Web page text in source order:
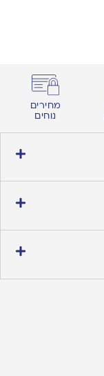
מחירים
נוחים